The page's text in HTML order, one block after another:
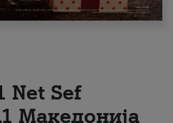
Net Sеf
Македонија